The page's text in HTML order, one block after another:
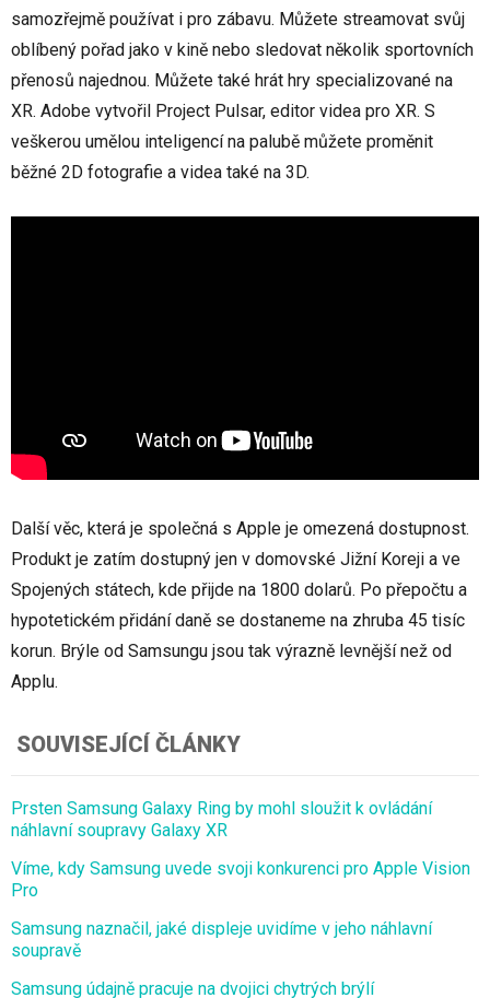
samozřejmě používat i pro zábavu. Můžete streamovat svůj
oblíbený pořad jako v kině nebo sledovat několik sportovních
přenosů najednou. Můžete také hrát hry specializované na
XR. Adobe vytvořil Project Pulsar, editor videa pro XR. S
veškerou umělou inteligencí na palubě můžete proměnit
běžné 2D fotografie a videa také na 3D.
Další věc, která je společná s Apple je omezená dostupnost.
Produkt je zatím dostupný jen v domovské Jižní Koreji a ve
Spojených státech, kde přijde na 1800 dolarů. Po přepočtu a
hypotetickém přidání daně se dostaneme na zhruba 45 tisíc
korun. Brýle od Samsungu jsou tak výrazně levnější než od
Applu.
SOUVISEJÍCÍ ČLÁNKY
Prsten Samsung Galaxy Ring by mohl sloužit k ovládání
náhlavní soupravy Galaxy XR
Víme, kdy Samsung uvede svoji konkurenci pro Apple Vision
Pro
Samsung naznačil, jaké displeje uvidíme v jeho náhlavní
soupravě
Samsung údajně pracuje na dvojici chytrých brýlí